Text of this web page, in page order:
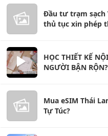
Đầu tư trạm sạch
thủ tục xin phép
HỌC THIẾT KẾ
NGƯỜI BẬN
Mua eSIM Thái
Tự Túc?